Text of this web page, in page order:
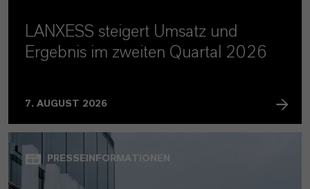
LANXESS steigert Umsatz und
Ergebnis im zweiten Quartal 2026
7. AUGUST 2026
PRESSEINFORMATIONEN